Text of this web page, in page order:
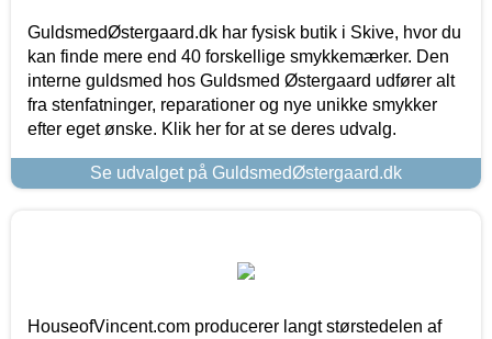
GuldsmedØstergaard.dk har fysisk butik i Skive, hvor du
kan finde mere end 40 forskellige smykkemærker. Den
interne guldsmed hos Guldsmed Østergaard udfører alt
fra stenfatninger, reparationer og nye unikke smykker
efter eget ønske. Klik her for at se deres udvalg.
Se udvalget på GuldsmedØstergaard.dk
HouseofVincent.com producerer langt størstedelen af